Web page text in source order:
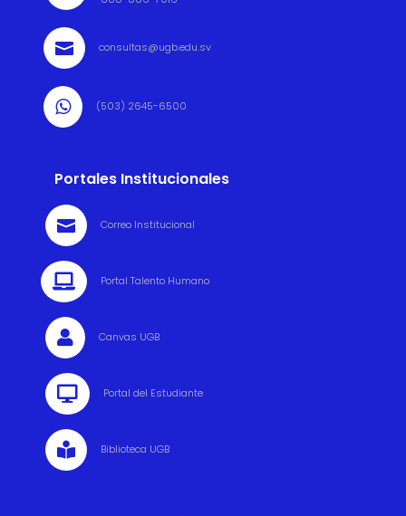
 consultas@ugb.edu.sv
 (503) 2645-6500
Portales Institucionales
 Correo Institucional
 Portal Talento Humano
 Canvas UGB
 Portal del Estudiante
 Biblioteca UGB